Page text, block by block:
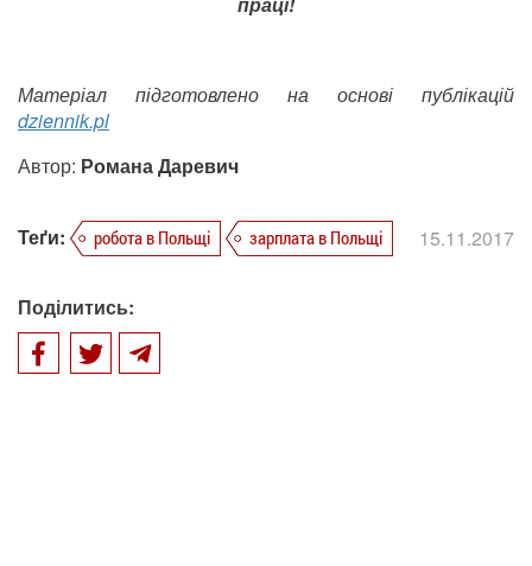
Матеріал підготовлено на основі публікацій
dziennik.pl
Автор: Романа Даревич
Теґи: робота в Польщі зарплата в Польщі 15.11.2017
Поділитись: